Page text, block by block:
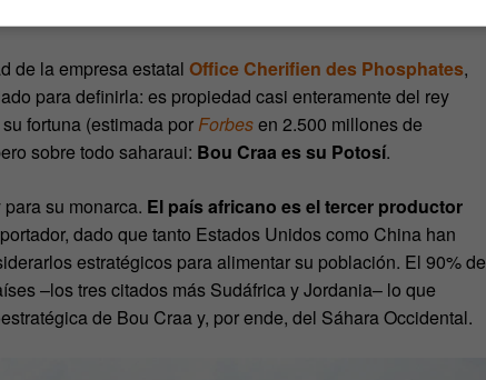
de la empresa estatal Office Cherifien des Phosphates,
para definirla: es propiedad casi enteramente del rey
fortuna (estimada porForbesen 2.500 millones de
sobre todo saharaui: Bou Craa es su Potosí.
su monarca. El país africano es el tercer productor
dado que tanto Estados Unidos como China han
estratégicos para alimentar su población. El 90% de
–los tres citados más Sudáfrica y Jordania– lo que
de Bou Craa y, por ende, del Sáhara Occidental.